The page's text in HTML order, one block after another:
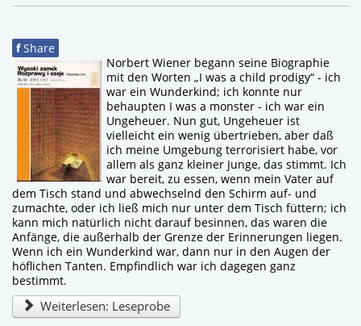
f Share
Norbert Wiener begann seine Biographie
mit den Worten „I was a child prodigy“ - ich
war ein Wunderkind; ich konnte nur
behaupten I was a monster - ich war ein
Ungeheuer. Nun gut, Ungeheuer ist
vielleicht ein wenig übertrieben, aber daß
ich meine Umgebung terrorisiert habe, vor
allem als ganz kleiner Junge, das stimmt. Ich
war bereit, zu essen, wenn mein Vater auf
dem Tisch stand und abwechselnd den Schirm auf- und
zumachte, oder ich ließ mich nur unter dem Tisch füttern; ich
kann mich natürlich nicht darauf besinnen, das waren die
Anfänge, die außerhalb der Grenze der Erinnerungen liegen.
Wenn ich ein Wunderkind war, dann nur in den Augen der
höflichen Tanten. Empfindlich war ich dagegen ganz
bestimmt.
Weiterlesen: Leseprobe